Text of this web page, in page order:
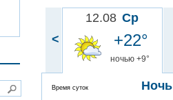
<
12.08 Ср
+22°
ночью +9°
Время суток Ночь